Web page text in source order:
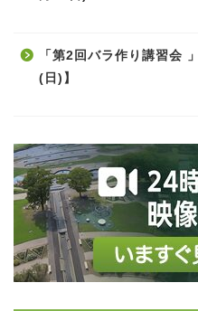
「第2回バラ作り講習会
(日)】